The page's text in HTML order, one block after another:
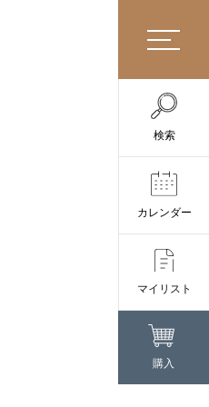
検索
カレンダー
マイリスト
購入